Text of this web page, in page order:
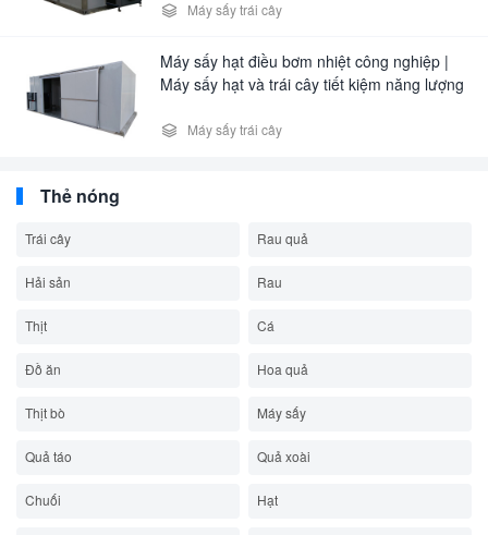

Máy sấy trái cây
Máy sấy hạt điều bơm nhiệt công nghiệp |
Máy sấy hạt và trái cây tiết kiệm năng lượng
 Máy sấy trái cây
Thẻ nóng
Trái cây Rau quả
Hải sản Rau
Thịt Cá
Đồ ăn Hoa quả
Thịt bò Máy sấy
Quả táo Quả xoài
Chuối Hạt